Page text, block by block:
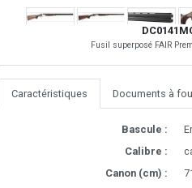
Fusil superposé FAIR
Caractéristiques Documents à
Bascule :
Calibre :
Canon (cm) :